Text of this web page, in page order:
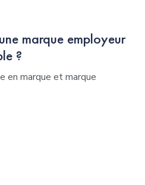
marque employeur
?
en marque et marque